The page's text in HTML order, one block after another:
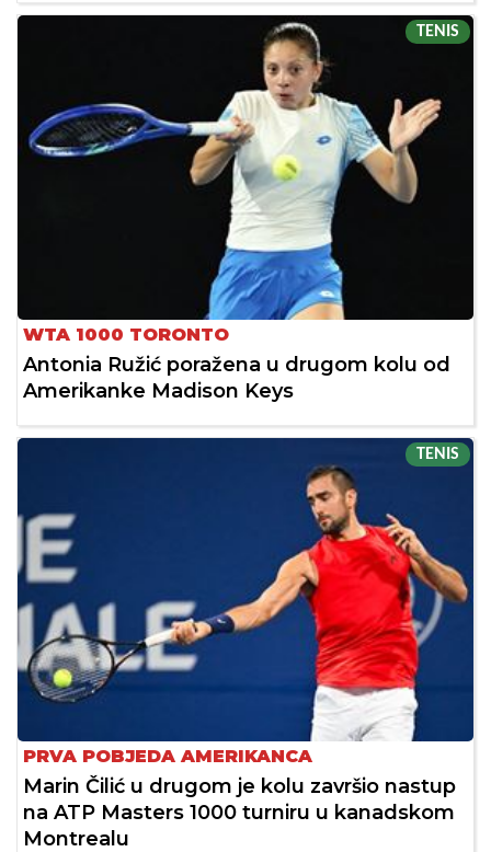
TENIS
WTA 1000 TORONTO
Antonia Ružić poražena u drugom kolu od
Amerikanke Madison Keys
TENIS
PRVA POBJEDA AMERIKANCA
Marin Čilić u drugom je kolu završio nastup
na ATP Masters 1000 turniru u kanadskom
Montrealu